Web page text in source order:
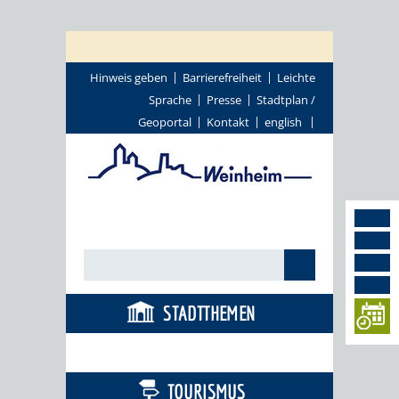
Hinweis geben Barrierefreiheit
Leichte
Sprache
Presse
Stadtplan /
Geoportal
Kontakt english
STADTTHEMEN
TOURISMUS